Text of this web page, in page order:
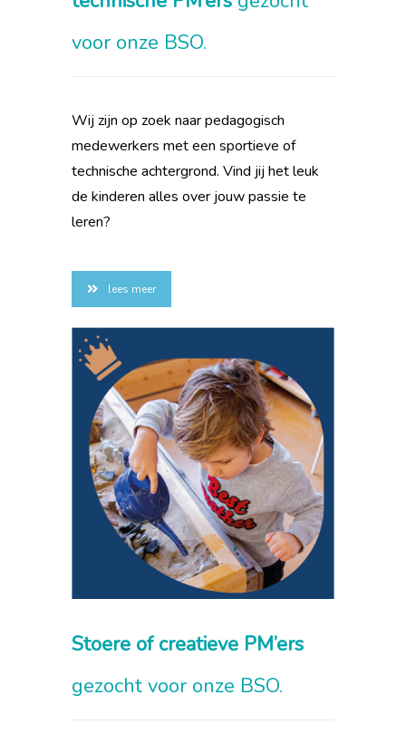
voor onze BSO.
Wij zijn op zoek naar pedagogisch
medewerkers met een sportieve of
technische achtergrond. Vind jij het leuk
de kinderen alles over jouw passie te
leren?
lees meer
Stoere ofcreatieve PM’ers
gezocht voor onze BSO.